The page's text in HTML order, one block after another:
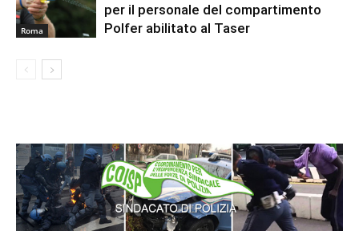
Roma
per il personale del compartimento
Polfer abilitato al Taser